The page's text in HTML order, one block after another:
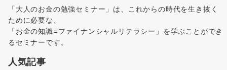
「大人のお金の勉強セミナー」は、これからの時代を生き抜く
ために必要な、
「お金の知識=ファイナンシャルリテラシー」を学ぶことができ
るセミナーです。
人気記事